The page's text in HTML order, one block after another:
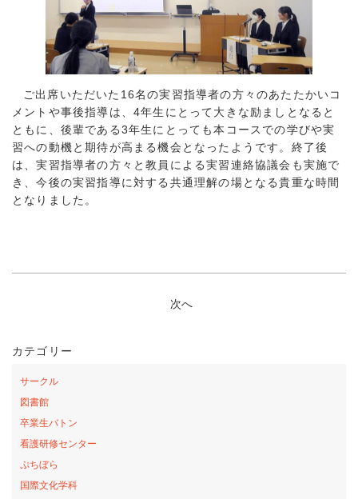
カテゴリー
サークル
図書館
卒業生バトン
看護研修センター
ぷちぼら
国際文化学科
ご出席いただいた16名の実習指導者の方々のあたたかいコ
メントや事後指導は、4年生にとって大きな励ましとなると
ともに、後輩である3年生にとっても本コースでの学びや実
習への動機と期待が高まる機会となったようです。終了後
は、実習指導者の方々と教員による実習連絡協議会も実施で
き、今後の実習指導に対する共通理解の場となる貴重な時間
となりました。
次へ